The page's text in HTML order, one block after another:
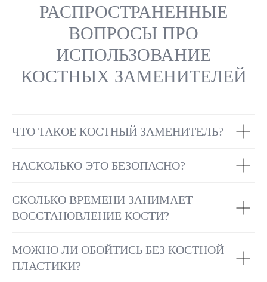
РАСПРОСТРАНЕННЫЕ
ВОПРОСЫ ПРО
ИСПОЛЬЗОВАНИЕ
КОСТНЫХ ЗАМЕНИТЕЛЕЙ
ЧТО ТАКОЕ КОСТНЫЙ ЗАМЕНИТЕЛЬ?
НАСКОЛЬКО ЭТО БЕЗОПАСНО?
СКОЛЬКО ВРЕМЕНИ ЗАНИМАЕТ
ВОССТАНОВЛЕНИЕ КОСТИ?
МОЖНО ЛИ ОБОЙТИСЬ БЕЗ КОСТНОЙ
ПЛАСТИКИ?